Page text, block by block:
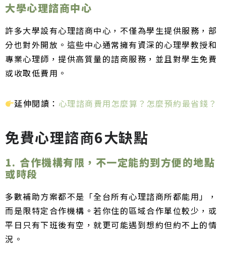
大學心理諮商中心
許多大學設有心理諮商中心，不僅為學生提供服務，部
分也對外開放。這些中心通常擁有資深的心理學教授和
專業心理師，提供高質量的諮商服務，並且對學生免費
或收取低費用。
延伸閱讀： 心理諮商費用怎麼算？怎麼預約最省錢？
免費心理諮商6大缺點
1. 合作機構有限，不一定能約到方便的地點
或時段
多數補助方案都不是「全台所有心理諮商所都能用」，
而是限特定合作機構。若你住的區域合作單位較少，或
平日只有下班後有空，就更可能遇到想約但約不上的情
況。